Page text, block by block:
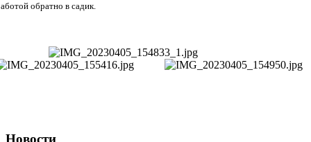
обратно в садик.
Новости